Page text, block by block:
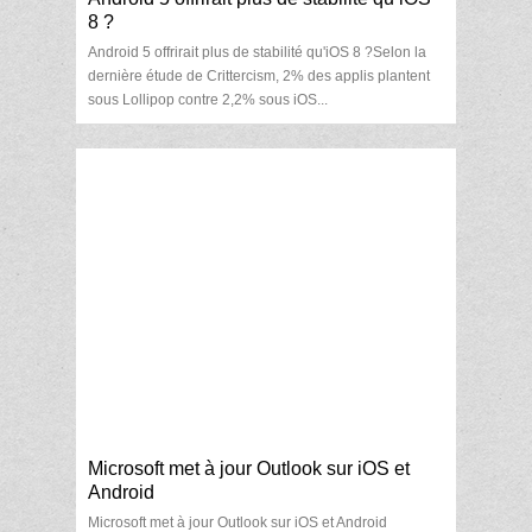
8 ?
Android 5 offrirait plus de stabilité qu'iOS 8 ?Selon la
dernière étude de Crittercism, 2% des applis plantent
sous Lollipop contre 2,2% sous iOS...
Microsoft met à jour Outlook sur iOS et
Android
Microsoft met à jour Outlook sur iOS et Android